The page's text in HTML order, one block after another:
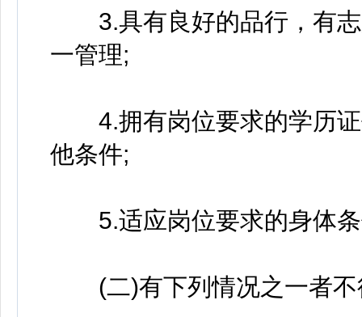
3.具有良好的品行，有志
一管理;
4.拥有岗位要求的学历证
他条件;
5.适应岗位要求的身体条
(二)有下列情况之一者不